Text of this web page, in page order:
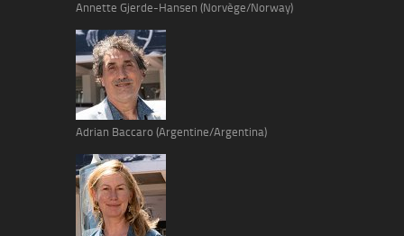
Annette Gjerde-Hansen (Norvège/Norway)
Adrian Baccaro (Argentine/Argentina)